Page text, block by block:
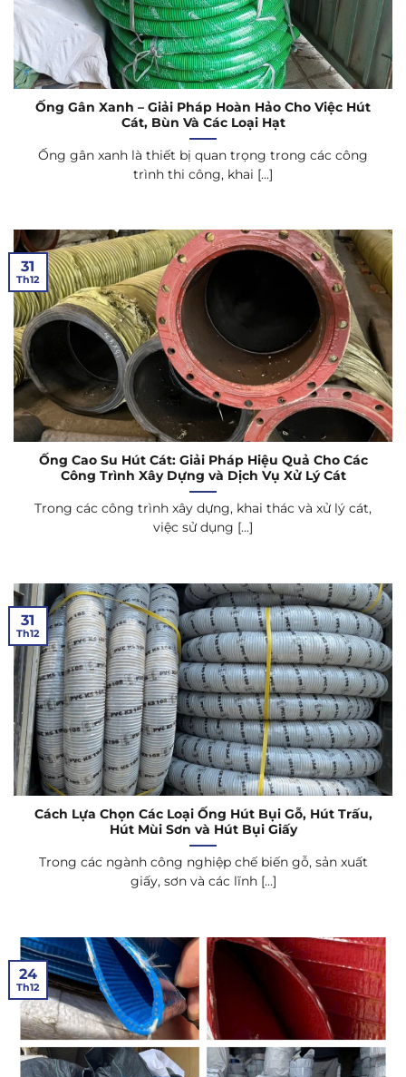
Ống Gân Xanh – Giải Pháp Hoàn Hảo Cho Việc Hút
Cát, Bùn Và Các Loại Hạt
Ống gân xanh là thiết bị quan trọng trong các công
trình thi công, khai [...]
Ống Cao Su Hút Cát: Giải Pháp Hiệu Quả Cho Các
Công Trình Xây Dựng và Dịch Vụ Xử Lý Cát
Trong các công trình xây dựng, khai thác và xử lý cát,
việc sử dụng [...]
31
Th12
Cách Lựa Chọn Các Loại Ống Hút Bụi Gỗ, Hút Trấu,
Hút Mùi Sơn và Hút Bụi Giấy
Trong các ngành công nghiệp chế biến gỗ, sản xuất
giấy, sơn và các lĩnh [...]
31
Th12
24
Th12